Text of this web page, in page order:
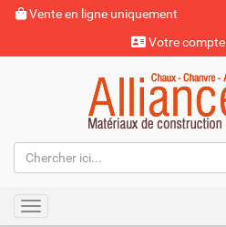
Vente en ligne uniquement
Votre compte
Toggle navigation